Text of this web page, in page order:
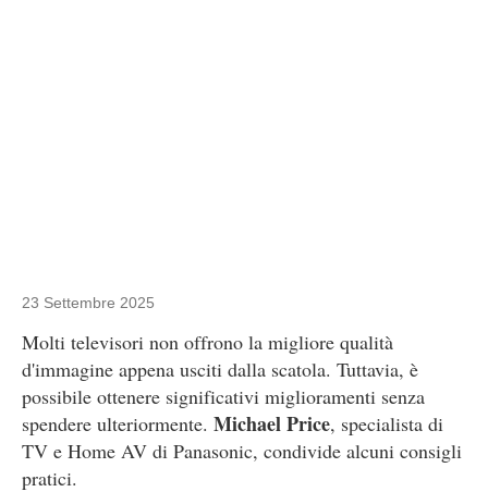
23 Settembre 2025
Molti televisori non offrono la migliore qualità
d'immagine appena usciti dalla scatola. Tuttavia, è
possibile ottenere significativi miglioramenti senza
spendere ulteriormente. Michael Price, specialista di
TV e Home AV di Panasonic, condivide alcuni consigli
pratici.